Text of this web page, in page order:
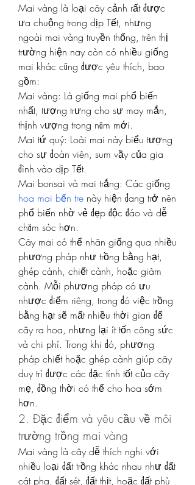
Mai vàng là loại cây cảnh rất được
ưa chuộng trong dịp Tết, nhưng
ngoài mai vàng truyền thống, trên thị
trường hiện nay còn có nhiều giống
mai khác cũng được yêu thích, bao
gồm:
Mai vàng: Là giống mai phổ biến
nhất, tượng trưng cho sự may mắn,
thịnh vượng trong năm mới.
Mai tứ quý: Loài mai này biểu tượng
cho sự đoàn viên, sum vầy của gia
đình vào dịp Tết.
hoa mai bến tre này hiện đang trở nên
phổ biến nhờ vẻ đẹp độc đáo và dễ
chăm sóc hơn.
Cây mai có thể nhân giống qua nhiều
phương pháp như trồng bằng hạt,
ghép cành, chiết cành, hoặc giâm
cành. Mỗi phương pháp có ưu
nhược điểm riêng, trong đó việc trồng
bằng hạt sẽ mất nhiều thời gian để
cây ra hoa, nhưng lại ít tốn công sức
và chi phí. Trong khi đó, phương
pháp chiết hoặc ghép cành giúp cây
duy trì được các đặc tính tốt của cây
mẹ, đồng thời có thể cho hoa sớm
hơn.
2. Đặc điểm và yêu cầu về môi
trường trồng mai vàng
Mai vàng là cây dễ thích nghi với
nhiều loại đất trồng khác nhau như đất
cát pha, đất sét, đất thịt, hoặc đất phù